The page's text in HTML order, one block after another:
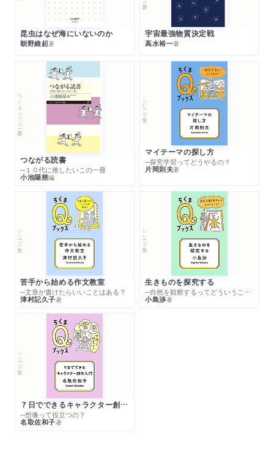
昆虫はなぜ海にいないのか
朝野維起著
宇宙最強物質決定戦
高水裕一著
ちくまプリマー新書
つながる読書
─１０代に推したいこの一冊
小池陽慈編
シリーズ・全集
マイテーマの探し方
─探究学習ってどうやるの？
片岡則夫著
シリーズ・全集
苦手から始める作文教室
─文章が書けたらいいことはある？
津村記久子著
シリーズ・全集
生きものを探究する
─自然を観察するってどういうこと？
小島渉著
シリーズ・全集
７日でできるキャラクター創作入門
─想像って役立つの？
名取佐和子著